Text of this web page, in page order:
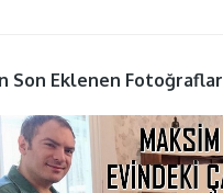
Son Eklenen Fotoğraflar